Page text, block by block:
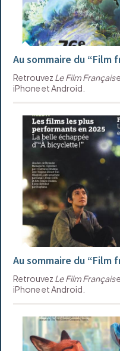
Au sommaire du “Film
Retrouvez Le Film Français
iPhone et Android.
Au sommaire du “Film
Retrouvez Le Film Français
iPhone et Android.